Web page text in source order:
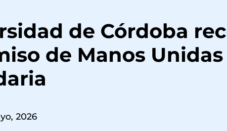
de Córdoba
de Manos Unidas
2026